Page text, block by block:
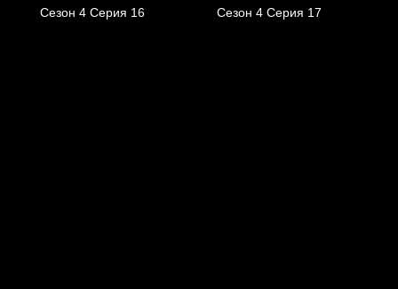
Сезон 4 Серия 16 Сезон 4 Серия 17